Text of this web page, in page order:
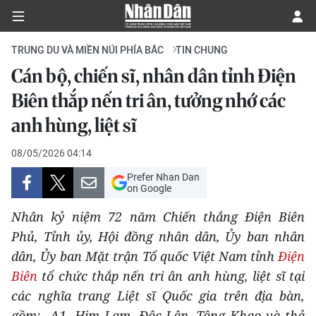
CHÍNH TRỊ
KINH TẾ
VĂN HÓA
XÃ HỘI
PHÁP LUẬT
DU LỊCH
THẾ GIỚI
TRUNG DU VÀ MIỀN NÚI PHÍA BẮC TIN CHUNG
Cán bộ, chiến sĩ, nhân dân tỉnh Điện
Biên thắp nến tri ân, tưởng nhớ các
anh hùng, liệt sĩ
08/05/2026 04:14
Prefer Nhan Dan
on Google
Nhân kỷ niệm 72 năm Chiến thắng Điện Biên
Phủ, Tỉnh ủy, Hội đồng nhân dân, Ủy ban nhân
dân, Ủy ban Mặt trận Tổ quốc Việt Nam tỉnhĐiện
Biên tổ chức thắp nến tri ân anh hùng, liệt sĩ tại
các nghĩa trang Liệt sĩ Quốc gia trên địa bàn,